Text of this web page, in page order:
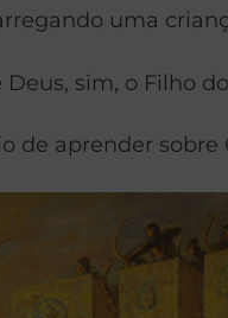
uma
sim, o Filho do
de aprender